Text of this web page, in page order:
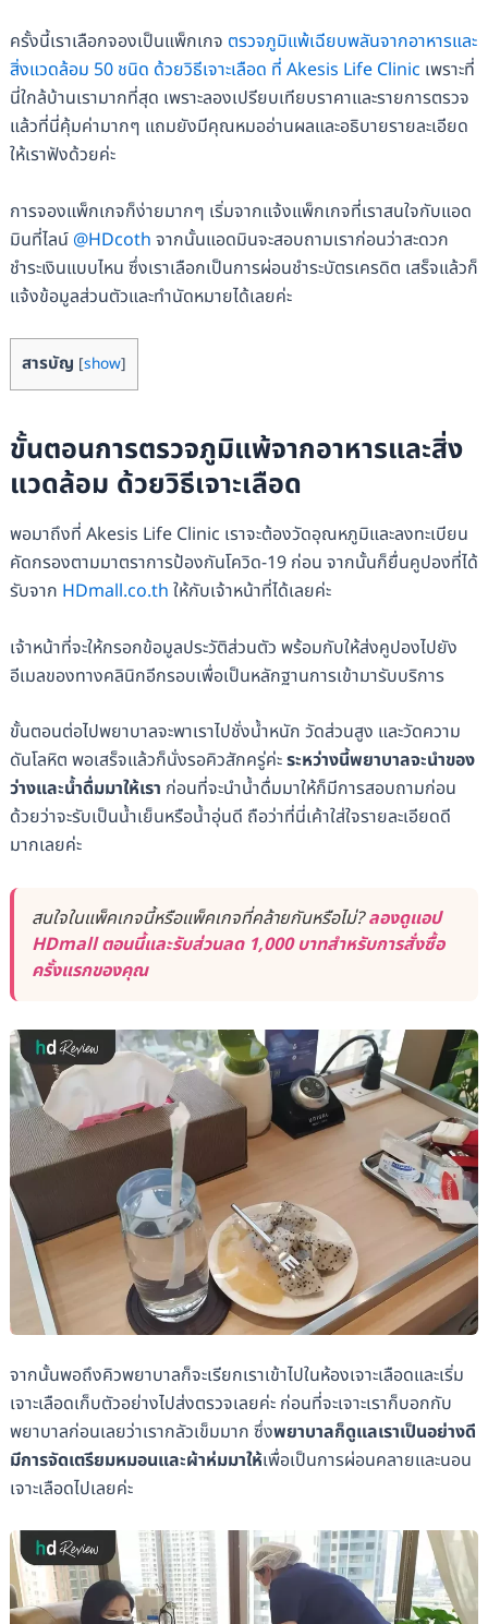
ครั้งนี้เราเลือกจองเป็นแพ็กเกจ ตรวจภูมิแพ้เฉียบพลันจากอาหารและ
สิ่งแวดล้อม 50 ชนิด ด้วยวิธีเจาะเลือด ที่ Akesis Life Clinic เพราะที่
นี่ใกล้บ้านเรามากที่สุด เพราะลองเปรียบเทียบราคาและรายการตรวจ
แล้วที่นี่คุ้มค่ามากๆ แถมยังมีคุณหมออ่านผลและอธิบายรายละเอียด
ให้เราฟังด้วยค่ะ
การจองแพ็กเกจก็ง่ายมากๆ เริ่มจากแจ้งแพ็กเกจที่เราสนใจกับแอด
มินที่ไลน์ @HDcoth จากนั้นแอดมินจะสอบถามเราก่อนว่าสะดวก
ชำระเงินแบบไหน ซึ่งเราเลือกเป็นการผ่อนชำระบัตรเครดิต เสร็จแล้วก็
แจ้งข้อมูลส่วนตัวและทำนัดหมายได้เลยค่ะ
สารบัญ [show]
ขั้นตอนการตรวจภูมิแพ้จากอาหารและสิ่ง
แวดล้อม ด้วยวิธีเจาะเลือด
พอมาถึงที่ Akesis Life Clinic เราจะต้องวัดอุณหภูมิและลงทะเบียน
คัดกรองตามมาตราการป้องกันโควิด-19 ก่อน จากนั้นก็ยื่นคูปองที่ได้
รับจาก HDmall.co.th ให้กับเจ้าหน้าที่ได้เลยค่ะ
เจ้าหน้าที่จะให้กรอกข้อมูลประวัติส่วนตัว พร้อมกับให้ส่งคูปองไปยัง
อีเมลของทางคลินิกอีกรอบเพื่อเป็นหลักฐานการเข้ามารับบริการ
ขั้นตอนต่อไปพยาบาลจะพาเราไปชั่งน้ำหนัก วัดส่วนสูง และวัดความ
ดันโลหิต พอเสร็จแล้วก็นั่งรอคิวสักครู่ค่ะระหว่างนี้พยาบาลจะนำของ
ว่างและน้ำดื่มมาให้เรา ก่อนที่จะนำน้ำดื่มมาให้ก็มีการสอบถามก่อน
ด้วยว่าจะรับเป็นน้ำเย็นหรือน้ำอุ่นดี ถือว่าที่นี่เค้าใส่ใจรายละเอียดดี
มากเลยค่ะ
สนใจในแพ็คเกจนี้หรือแพ็คเกจที่คล้ายกันหรือไม่?ลองดูแอป
HDmall ตอนนี้และรับส่วนลด 1,000 บาทสำหรับการสั่งซื้อ
ครั้งแรกของคุณ
จากนั้นพอถึงคิวพยาบาลก็จะเรียกเราเข้าไปในห้องเจาะเลือดและเริ่ม
เจาะเลือดเก็บตัวอย่างไปส่งตรวจเลยค่ะ ก่อนที่จะเจาะเราก็บอกกับ
พยาบาลก่อนเลยว่าเรากลัวเข็มมาก ซึ่งพยาบาลก็ดูแลเราเป็นอย่างดี
มีการจัดเตรียมหมอนและผ้าห่มมาให้เพื่อเป็นการผ่อนคลายและนอน
เจาะเลือดไปเลยค่ะ